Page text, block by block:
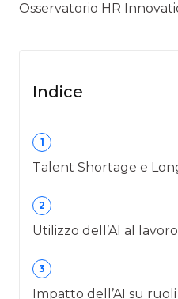
Osservatorio HR
Indice
1
Talent Shortage e
2
Utilizzo dell’AI al lavoro
3
Impatto dell’AI su